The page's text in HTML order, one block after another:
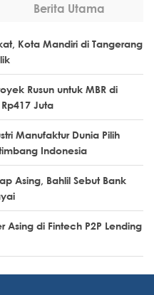
Berita Utama
Kota Mandiri di Tangerang
Rusun untuk MBR di
Juta
Manufaktur Dunia Pilih
Indonesia
Asing, Bahlil Sebut Bank
Asing di Fintech P2P Lending